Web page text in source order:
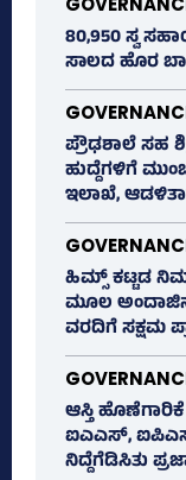
80,950 ಸ್ವ
ಸಾಲದ ಹೊರ
ಪ್ರೌಢಶಾಲೆ ಸಹ
ಹುದ್ದೆಗಳಿಗೆ
ಇಲಾಖೆ,
ಹಿಮ್ಸ್‌ ಕಟ್ಟಡ
ಮೂಲ
ವರದಿಗೆ ಸಕ್ಷಮ
ಆಸ್ತಿ
ಐಎಎಸ್‌,
ನಿದ್ದೆಗೆಡಿಸಿತು